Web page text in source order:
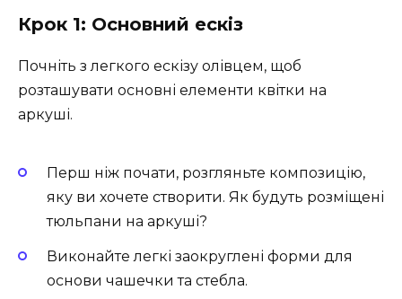
Крок 1: Основний ескіз
Почніть з легкого ескізу олівцем, щоб
розташувати основні елементи квітки на
аркуші.
Перш ніж почати, розгляньте композицію,
яку ви хочете створити. Як будуть розміщені
тюльпани на аркуші?
Виконайте легкі заокруглені форми для
основи чашечки та стебла.